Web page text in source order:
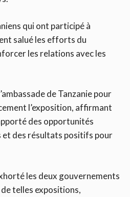
qui ont participé à
salué les efforts du
les relations avec les
de Tanzanie pour
l’exposition, affirmant
des opportunités
et des résultats positifs pour
les deux gouvernements
telles expositions,